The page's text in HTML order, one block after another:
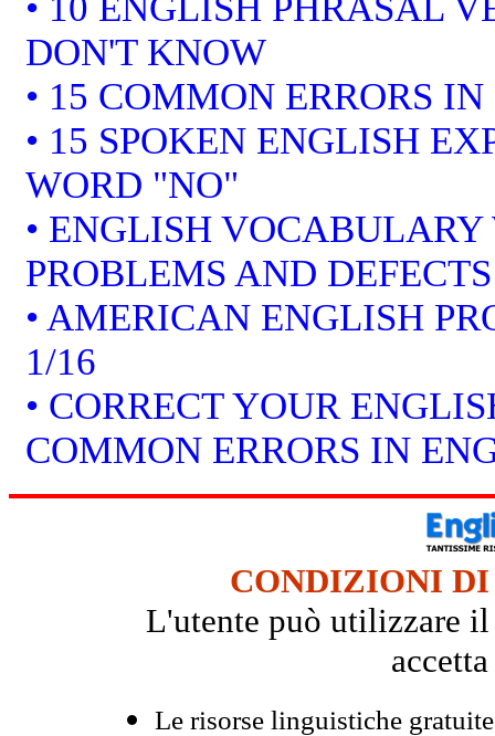
DON'T KNOW
• 15 COMMON ERRORS
• 15 SPOKEN ENGLISH
WORD "NO"
• ENGLISH
PROBLEMS AND DEFECTS
• AMERICAN ENGLISH
1/16
• CORRECT YOUR
COMMON ERRORS IN
CONDIZIONI DI
L'utente può utilizzare il
Le risorse linguistiche